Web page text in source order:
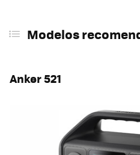
Modelos
Anker 521